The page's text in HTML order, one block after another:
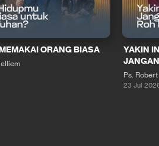
ORANG BIASA
YAKIN
Ps.
23 Jul